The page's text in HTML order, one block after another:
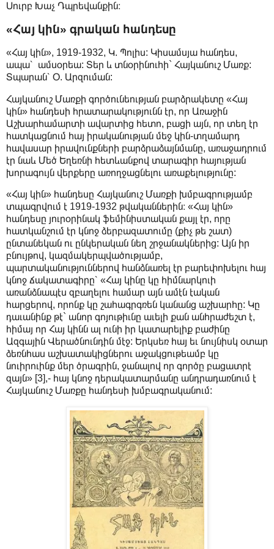
Սուրբ Խաչ Դպրեվանքին։
«Հայ կին» գրական հանդեսը
«Հայ կին», 1919-1932, Կ. Պոլիս: Կիսամսյա հանդես,
ապա՝ ամսօրեա: Տեր և տնօրինուհի` Հայկանուշ Մառք:
Տպարան՝ Օ. Արզուման:
Հայկանուշ Մառքի գործունեության բարձրակետը «Հայ
կին» հանդեսի հրատարակությունն էր, որ Առաջին
Աշխարհամարտի ավարտից հետո, բացի այն, որ տեղ էր
հատկացնում հայ իրականության մեջ կին-տղամարդ
հավասար իրավունքների բարձրաձայնմանը, առաջադրում
էր նաև Մեծ Եղեռնի հետևանքով տարագիր հայության
խորագույն վերքերը առողջացնելու առաքելությունը:
«Հայ կին» հանդեսը Հայկանուշ Մառքի խմբագրությամբ
տպագրվում է 1919-1932 թվականներին։ «Հայ կին»
հանդեսը յուրօրինակ ֆեմինիստական քայլ էր, որը
հատկանշում էր կնոջ ձերբազատումը (քիչ թե շատ)
ընտանեկան ու ընկերական նեղ շրջանակներից: Այն իր
բնույթով, կազմակերպվածությամբ,
պարտականություններով հանձնառել էր բարեփոխելու հայ
կնոջ ճակատագիրը՝ «Հայ կինը կը հիմնարկուի
առանձնապէս զբաղելու համար այն ամէն էական
հարցերով, որոնք կը շահագրգռեն կանանց աշխարհը: Կը
դաւանինք թէ` անոր գոյութիւնը աւելի քան անհրաժեշտ է,
հիմայ որ Հայ կինն ալ ունի իր կատարելիք բաժինը
Ազգային Վերածնունդին մէջ: Երկսեռ հայ եւ նույնիսկ օտար
ձեռնհաս աշխատակիցներու աջակցութեամբ կը
նուիրուինք մեր ծրագրին, ջանալով որ գործը բացատրէ
զայն» [3],- հայ կնոջ դերակատարմանը անդրադառնում է
Հայկանուշ Մառքը հանդեսի խմբագրականում: